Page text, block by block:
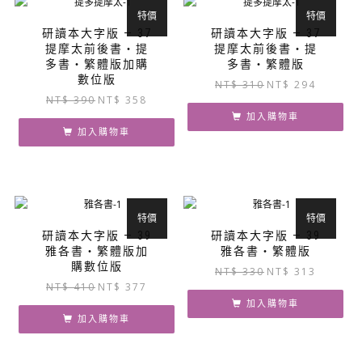
研讀本大字版 — 37
提摩太前後書‧提
多書‧繁體版加購
數位版
特價
NT$390 原
始
價
格：
NT$ 358
前
格：
加入購物車
研讀本大字版 — 37
提摩太前後書‧提
多書‧繁體版
特價
NT$310 原
始
價
格：
NT$ 294
前
格：
加入購物車
研讀本大字版 — 39
雅各書‧繁體版加
購數位版
特價
NT$410 原
始
價
格：
NT$ 377
前
格：
加入購物車
研讀本大字版 — 39
雅各書‧繁體版
特價
NT$330 原
始
價
格：
NT$ 313
前
格：
加入購物車